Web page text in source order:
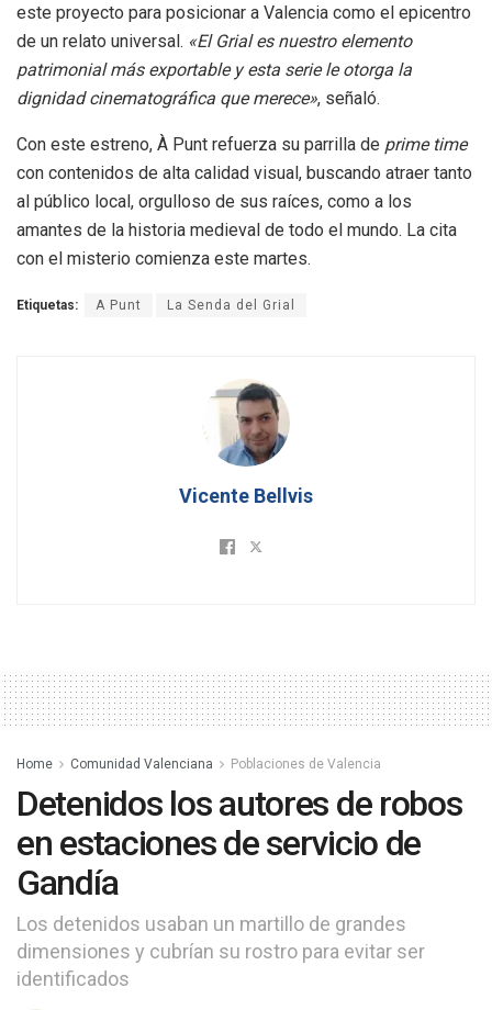
este proyecto para posicionar a Valencia como el epicentro
de un relato universal. «El Grial es nuestro elemento
patrimonial más exportable y esta serie le otorga la
dignidad cinematográfica que merece», señaló.
Con este estreno, À Punt refuerza su parrilla de prime time
con contenidos de alta calidad visual, buscando atraer tanto
al público local, orgulloso de sus raíces, como a los
amantes de la historia medieval de todo el mundo. La cita
con el misterio comienza este martes.
Etiquetas: A Punt La Senda del Grial
Vicente Bellvis
Home Comunidad Valenciana Poblaciones de Valencia
Detenidos los autores de robos
en estaciones de servicio de
Gandía
Los detenidos usaban un martillo de grandes
dimensiones y cubrían su rostro para evitar ser
identificados